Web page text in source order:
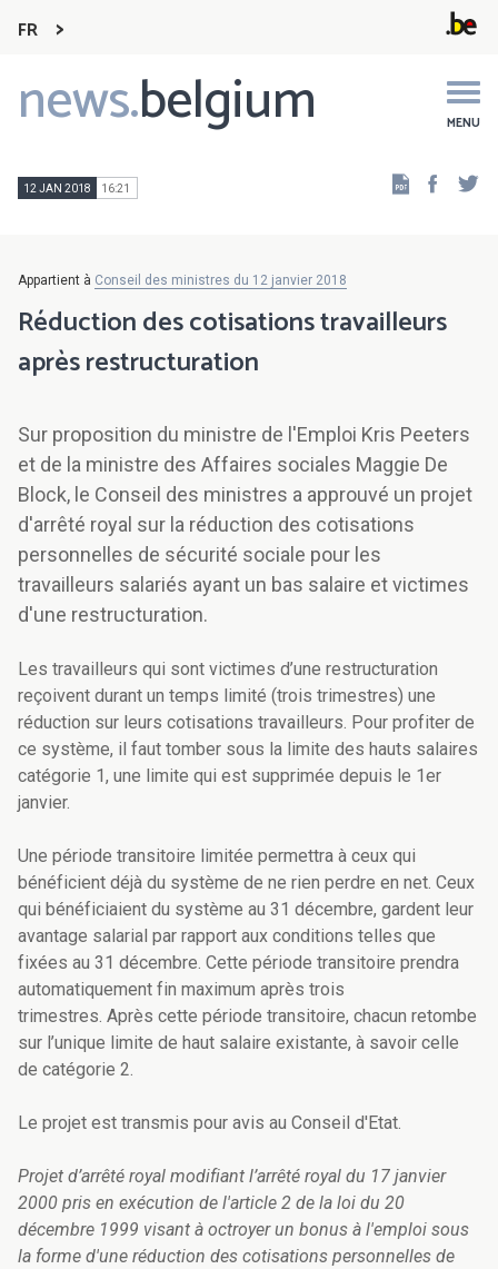
FR
news.belgium MENU
Main
navigation
12 JAN 2018 16:21
Appartient à Conseil des ministres du 12 janvier 2018
Réduction des cotisations travailleurs
après restructuration
Sur proposition du ministre de l'Emploi Kris Peeters
et de la ministre des Affaires sociales Maggie De
Block, le Conseil des ministres a approuvé un projet
d'arrêté royal sur la réduction des cotisations
personnelles de sécurité sociale pour les
travailleurs salariés ayant un bas salaire et victimes
d'une restructuration.
Les travailleurs qui sont victimes d’une restructuration
reçoivent durant un temps limité (trois trimestres) une
réduction sur leurs cotisations travailleurs. Pour profiter de
ce système, il faut tomber sous la limite des hauts salaires
catégorie 1, une limite qui est supprimée depuis le 1er
janvier.
Une période transitoire limitée permettra à ceux qui
bénéficient déjà du système de ne rien perdre en net. Ceux
qui bénéficiaient du système au 31 décembre, gardent leur
avantage salarial par rapport aux conditions telles que
fixées au 31 décembre. Cette période transitoire prendra
automatiquement fin maximum après trois
trimestres. Après cette période transitoire, chacun retombe
sur l’unique limite de haut salaire existante, à savoir celle
de catégorie 2.
Le projet est transmis pour avis au Conseil d'Etat.
Projet d’arrêté royal modifiant l’arrêté royal du 17 janvier
2000 pris en exécution de l'article 2 de la loi du 20
décembre 1999 visant à octroyer un bonus à l'emploi sous
la forme d'une réduction des cotisations personnelles de